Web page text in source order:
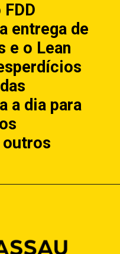
entrega de
e o Lean
a dia para